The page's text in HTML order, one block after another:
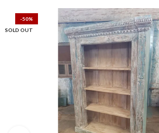
-50%
SOLD OUT